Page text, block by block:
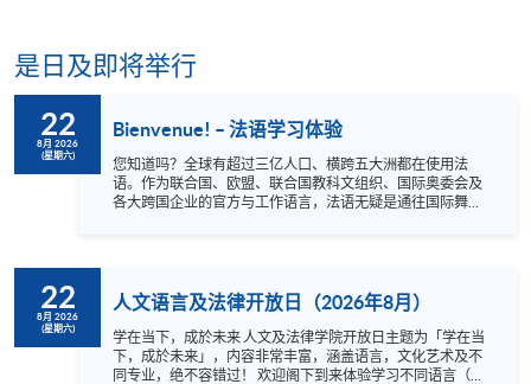
是日及即将举行
22
8月 2026
(星期六)
Bienvenue! – 法语学习体验
您知道吗？全球有超过三亿人口、横跨五大洲都在使用法
语。作为联合国、欧盟、联合国教科文组织、国际奥委会及
各大跨国企业的官方与工作语言，法语无疑是通往国际舞台
——它不仅能伴您游历罗亚尔河谷的壮丽城堡，更为您前往
加拿大、瑞士、比利时及卢森堡等法语国家留学或旅游开辟
新可能。 不论您是法语初学者，还是法国文化的忠实爱好
者，都诚邀您报名参与本次讲座！我们资深且专业的导师将
透过轻松有趣的互动，带您轻松掌握基础而实用的法文短
22
8月 2026
(星期六)
人文语言及法律开放日（2026年8月）
学在当下，成於未来 人文及法律学院开放日主题为「学在当
下，成於未来」，内容非常丰富，涵盖语言，文化艺术及不
同专业，绝不容错过！ 欢迎阁下到来体验学习不同语言（包